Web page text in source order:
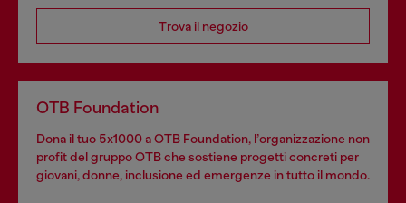
Trova il negozio
OTB Foundation
Dona il tuo 5x1000 a OTB Foundation, l’organizzazione non
profit del gruppo OTB che sostiene progetti concreti per
giovani, donne, inclusione ed emergenze in tutto il mondo.